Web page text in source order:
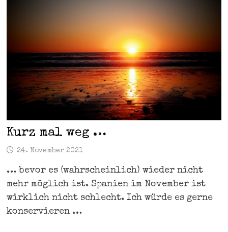
Kurz mal weg …
24. November 2021
… bevor es (wahrscheinlich) wieder nicht
mehr möglich ist. Spanien im November ist
wirklich nicht schlecht. Ich würde es gerne
konservieren …